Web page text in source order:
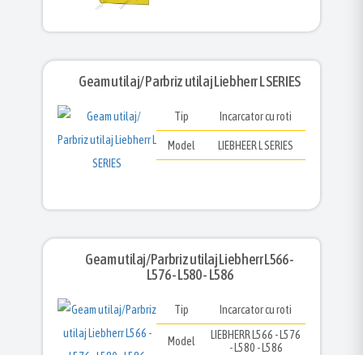
Geam utilaj/ Parbriz utilaj Liebherr L SERIES
Tip Incarcator cu roti
Model LIEBHEER L SERIES
Geam utilaj/Parbriz utilaj Liebherr L566 -
L576 - L580 - L586
Tip Incarcator cu roti
Model
LIEBHERR L566 - L576
- L580 - L586